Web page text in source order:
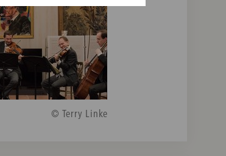
© Terry Linke